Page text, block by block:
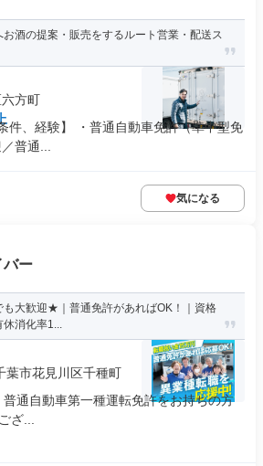
酒の提案・販売をするルート営業・配送ス
方町
件、経験】 ・普通自動車免許（準中型免
普通...
気になる
バー
大歓迎★｜普通免許があればOK！｜資格
休消化率1...
葉市花見川区千種町
通自動車第一種運転免許をお持ちの方
ざ...